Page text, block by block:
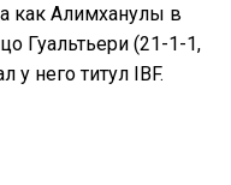
как Алимханулы в
Гуальтьери (21-1-1,
у него титул IBF.